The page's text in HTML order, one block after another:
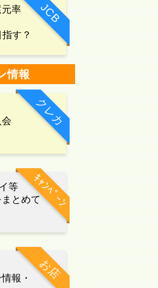
JCB
率
す？
情報
クレカ
ｷｬﾝﾍﾟｰﾝ
等
とめて
お店
報・